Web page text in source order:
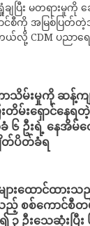
ြီး မတရားမှုကို ခ
ောင်စီကို အမြစ်ပ
ယ်လို့ CDM ပညာရ
သိမ်းမှုကို ဆန့်က
တိမ်းရှောင်နေရ
၆ ဦးရဲ့ နေအိ
တ်ပိတ်ခံရ
ျားထောင်ထား
ည့် စစ်ကောင်စီ
ဦးသေဆုံးပြီး